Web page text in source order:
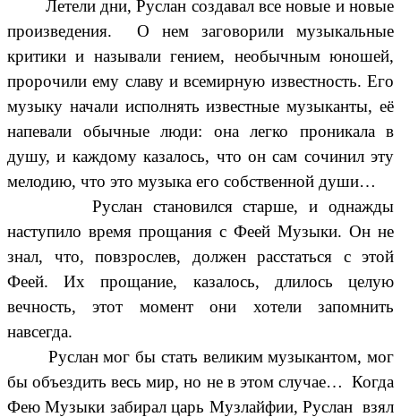
Летели дни, Руслан создавал все новые и новые
произведения. О нем заговорили музыкальные
критики и называли гением, необычным юношей,
пророчили ему славу и всемирную известность. Его
музыку начали исполнять известные музыканты, её
напевали обычные люди: она легко проникала в
душу, и каждому казалось, что он сам сочинил эту
мелодию, что это музыка его собственной души…
Руслан становился старше, и однажды
наступило время прощания с Феей Музыки. Он не
знал, что, повзрослев, должен расстаться с этой
Феей. Их прощание, казалось, длилось целую
вечность, этот момент они хотели запомнить
навсегда.
Руслан мог бы стать великим музыкантом, мог
бы объездить весь мир, но не в этом случае… Когда
Фею Музыки забирал царь Музлайфии, Руслан взял